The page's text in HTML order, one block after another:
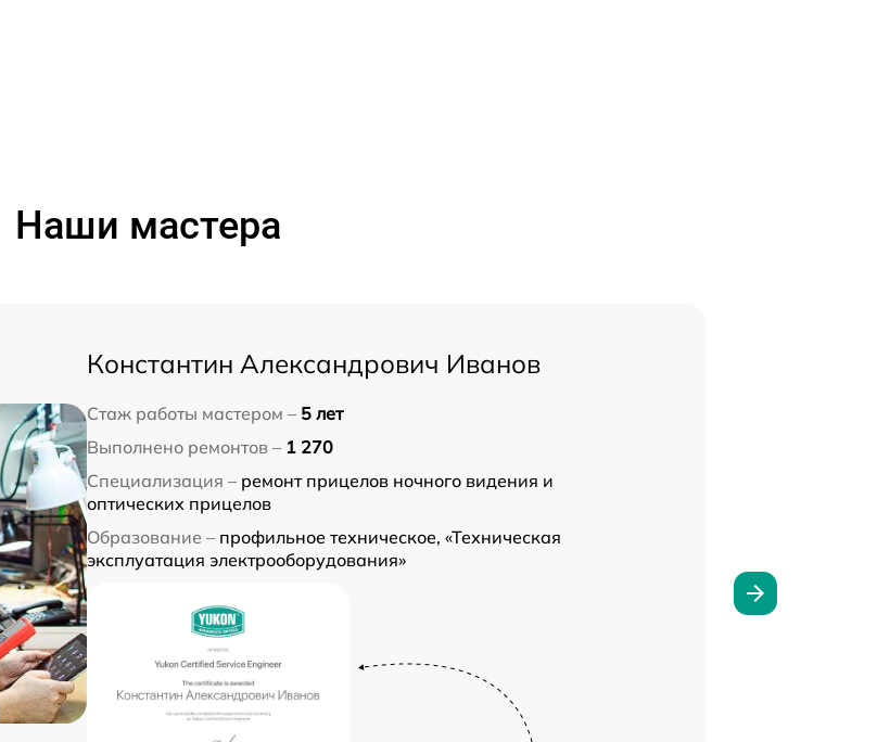
Наши мастера
Константин Александрович Иванов
Стаж работы мастером – 5 лет
Выполнено ремонтов – 1 270
Специализация – ремонт прицелов ночного видения и
оптических прицелов
Образование – профильное техническое, «Техническая
эксплуатация электрооборудования»